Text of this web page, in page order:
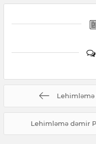
Lehimləmə
Lehimləmə dəmir